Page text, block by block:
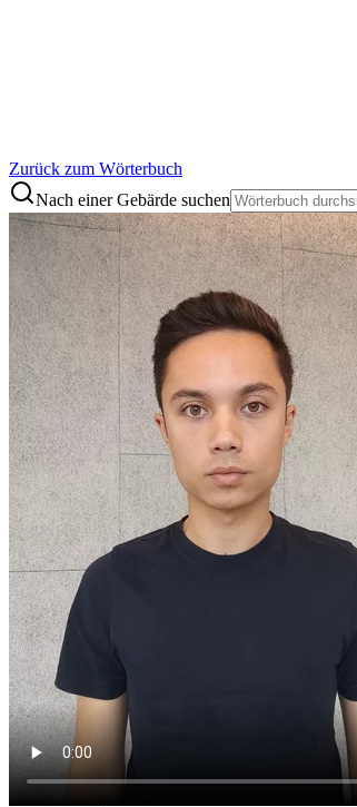
Zurück zum Wörterbuch
Nach einer Gebärde suchen